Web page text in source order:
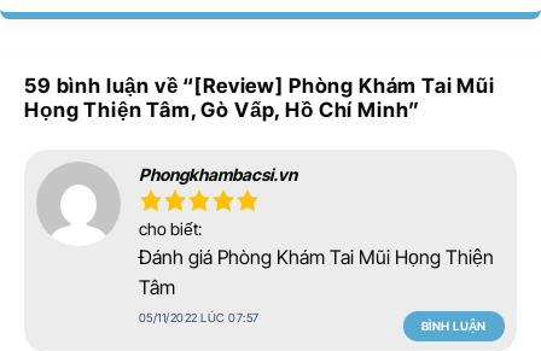
59 bình luận về “ [Review] Phòng Khám Tai Mũi
Họng Thiện Tâm, Gò Vấp, Hồ Chí Minh”
Phongkhambacsi.vn
cho biết:
Đánh giá Phòng Khám Tai Mũi Họng Thiện
Tâm
05/11/2022 LÚC 07:57
BÌNH LUẬN